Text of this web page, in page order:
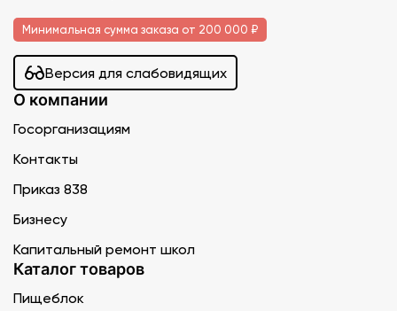
Минимальная сумма заказа от 200 000 ₽
Версия для слабовидящих
О компании
Госорганизациям
Контакты
Приказ 838
Бизнесу
Капитальный ремонт школ
Каталог товаров
Пищеблок